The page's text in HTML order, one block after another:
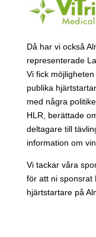
Då har vi också
representerade
Vi fick
publika
med några
HLR, berättade
deltagare till
information om
Vi tackar våra
för att ni sponsrat
hjärtstartare på